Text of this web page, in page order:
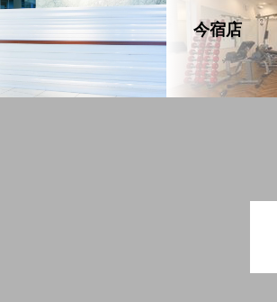
今宿店